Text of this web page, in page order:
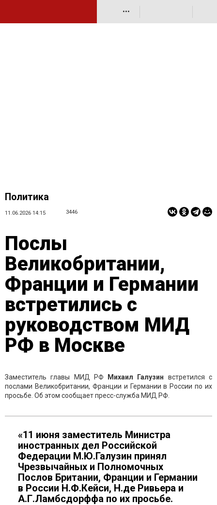
•••
Политика
11.06.2026 14:15 3446
Послы
Великобритании,
Франции и Германии
встретились с
руководством МИД
РФ в Москве
Заместитель главы МИД РФ Михаил Галузин встретился с
послами Великобритании, Франции и Германии в России по их
просьбе. Об этом сообщает пресс-служба МИД РФ.
«11 июня заместитель Министра
иностранных дел Российской
Федерации М.Ю.Галузин принял
Чрезвычайных и Полномочных
Послов Британии, Франции и Германии
в России Н.Ф.Кейси, Н.де Ривьера и
А.Г.Ламбсдорффа по их просьбе.